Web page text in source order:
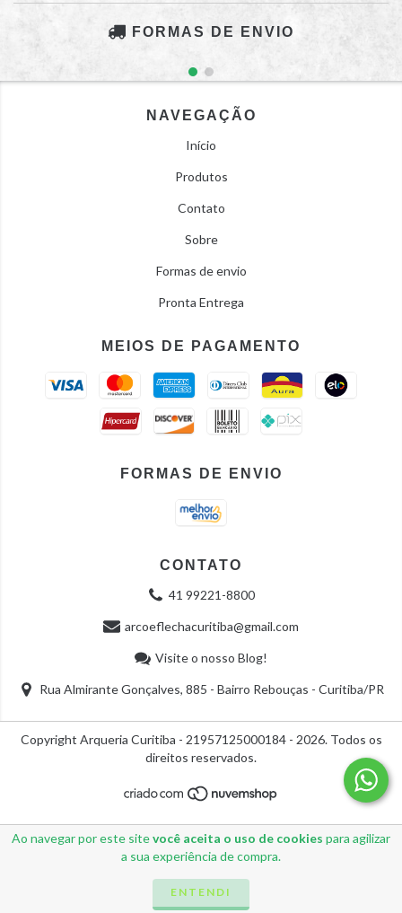
Ao navegar por este sitevocê aceita o uso de cookies para agilizar
a sua experiência de compra.
ENTENDI
FORMAS DE ENVIO
NAVEGAÇÃO
Início
Produtos
Contato
Sobre
Formas de envio
Pronta Entrega
MEIOS DE PAGAMENTO
FORMAS DE ENVIO
CONTATO
41 99221-8800
arcoeflechacuritiba@gmail.com
Visite o nosso Blog!
Rua Almirante Gonçalves, 885 - Bairro Rebouças - Curitiba/PR
Copyright Arqueria Curitiba - 21957125000184 - 2026. Todos os
direitos reservados.